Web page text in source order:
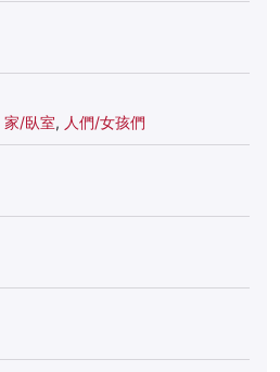
家/臥室, 人們/女孩們